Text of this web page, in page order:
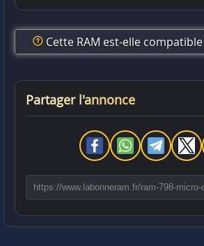
Cette RAM est-elle compatible
Partager l'annonce